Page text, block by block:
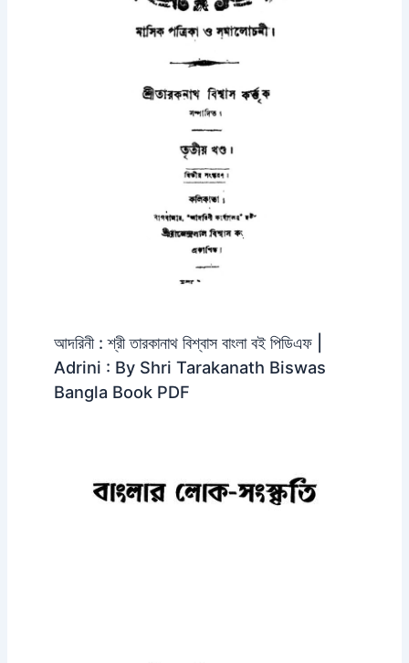
আদরিনী : শ্রী তারকানাথ বিশ্বাস বাংলা বই পিডিএফ |
Adrini : By Shri Tarakanath Biswas
Bangla Book PDF